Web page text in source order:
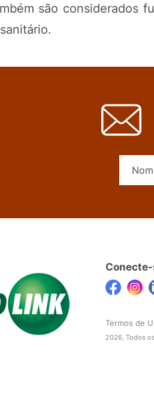
são considerados
Termos de
2026, Todos